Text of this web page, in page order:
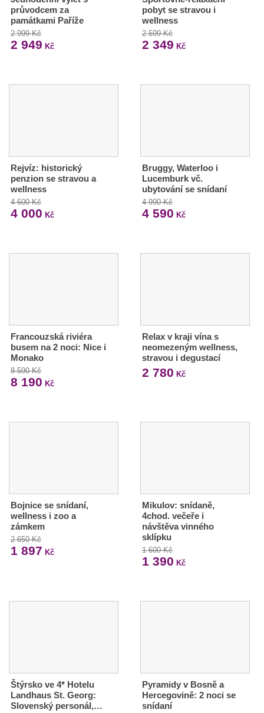
průvodcem za
památkami Paříže
2 999 Kč
2 949 Kč
pobyt se stravou i
wellness
2 599 Kč
2 349 Kč
Rejvíz: historický
penzion se stravou a
wellness
4 600 Kč
4 000 Kč
Bruggy, Waterloo i
Lucemburk vč.
ubytování se snídaní
4 990 Kč
4 590 Kč
Francouzská riviéra
busem na 2 noci: Nice i
Monako
8 590 Kč
8 190 Kč
Relax v kraji vína s
neomezeným wellness,
stravou i degustací
2 780 Kč
Bojnice se snídaní,
wellness i zoo a
zámkem
2 650 Kč
1 897 Kč
Mikulov: snídaně,
4chod. večeře i
návštěva vinného
sklípku
1 600 Kč
1 390 Kč
Štýrsko ve 4* Hotelu
Landhaus St. Georg:
Slovenský personál,…
Pyramidy v Bosně a
Hercegovině: 2 noci se
snídaní